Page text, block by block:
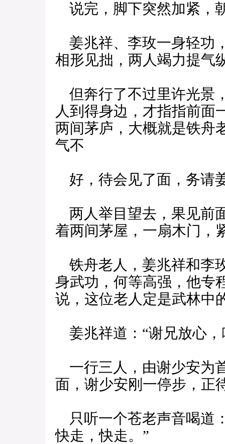
说完，脚下突然加紧，
姜兆祥、李玫一身轻功
相形见拙，两人竭力提气
但奔行了不过里许光景
人到得身边，才指指前面
两间茅庐，大概就是铁舟
气不
好，待会见了面，务请
两人举目望去，果见前
着两间茅屋，一扇木门，
铁舟老人，姜兆祥和李
身武功，何等高强，他专
说，这位老人定是武林中
姜兆祥道：“谢兄放心，
一行三人，由谢少安为
面，谢少安刚一停步，正
只听一个苍老声音喝道
快走，快走。”